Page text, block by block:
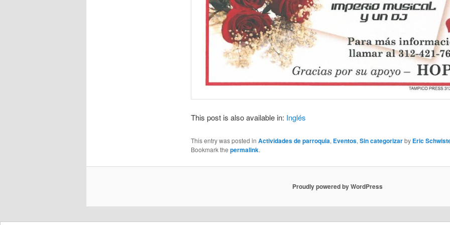
This post is also available in: Inglés
This entry was posted in Actividades de parroquia, Eventos, Sin categorizarby Eric
Bookmark the permalink.
Proudly powered by WordPress